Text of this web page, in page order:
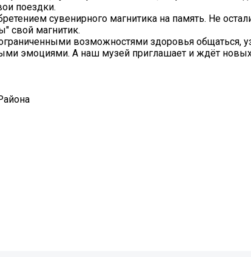
поездки.
сувенирного магнитика на память. Не
свой магнитик.
возможностями здоровья общаться,
эмоциями. А наш музей приглашает и ждёт